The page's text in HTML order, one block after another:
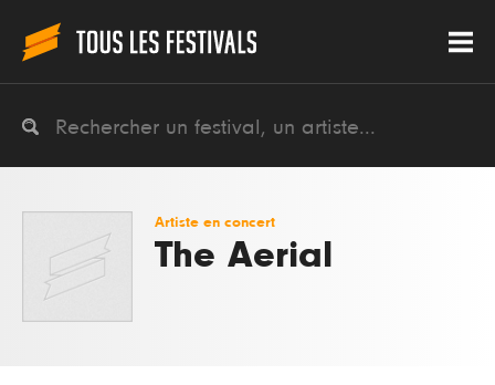
Artiste en concert
The Aerial